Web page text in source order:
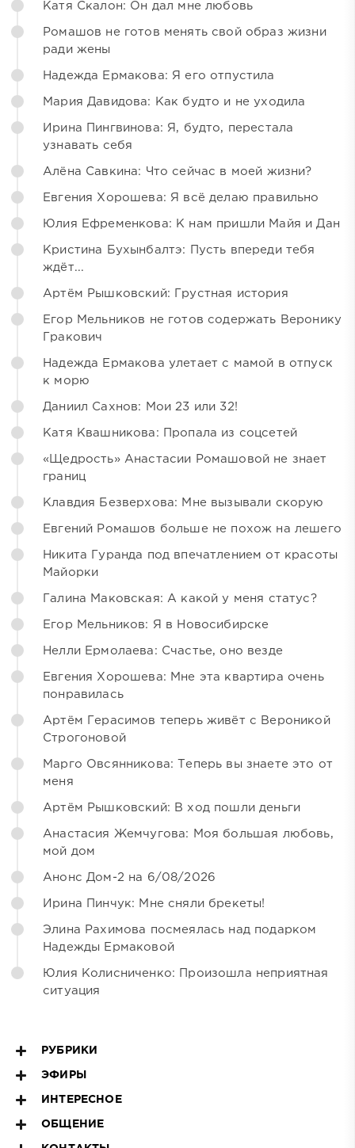
Катя Скалон: Он дал мне любовь
Ромашов не готов менять свой образ жизни
ради жены
Надежда Ермакова: Я его отпустила
Мария Давидова: Как будто и не уходила
Ирина Пингвинова: Я, будто, перестала
узнавать себя
Алёна Савкина: Что сейчас в моей жизни?
Евгения Хорошева: Я всё делаю правильно
Юлия Ефременкова: К нам пришли Майя и Дан
Кристина Бухынбалтэ: Пусть впереди тебя
ждёт...
Артём Рышковский: Грустная история
Егор Мельников не готов содержать Веронику
Гракович
Надежда Ермакова улетает с мамой в отпуск
к морю
Даниил Сахнов: Мои 23 или 32!
Катя Квашникова: Пропала из соцсетей
«Щедрость» Анастасии Ромашовой не знает
границ
Клавдия Безверхова: Мне вызывали скорую
Евгений Ромашов больше не похож на лешего
Никита Гуранда под впечатлением от красоты
Майорки
Галина Маковская: А какой у меня статус?
Егор Мельников: Я в Новосибирске
Нелли Ермолаева: Счастье, оно везде
Евгения Хорошева: Мне эта квартира очень
понравилась
Артём Герасимов теперь живёт с Вероникой
Строгоновой
Марго Овсянникова: Теперь вы знаете это от
меня
Артём Рышковский: В ход пошли деньги
Анастасия Жемчугова: Моя большая любовь,
мой дом
Анонс Дом-2 на 6/08/2026
Ирина Пинчук: Мне сняли брекеты!
Элина Рахимова посмеялась над подарком
Надежды Ермаковой
Юлия Колисниченко: Произошла неприятная
ситуация
РУБРИКИ
ЭФИРЫ
ИНТЕРЕСНОЕ
ОБЩЕНИЕ